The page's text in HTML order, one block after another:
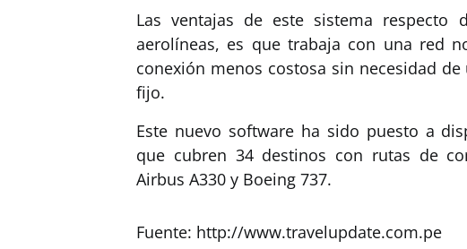
Las ventajas de este sistema
aerolíneas, es que trabaja con una red
conexión menos costosa sin necesidad
fijo.
Este nuevo software ha sido puesto a
que cubren 34 destinos con rutas de
Airbus A330 y Boeing 737.
Fuente: http://www.travelupdate.com.pe